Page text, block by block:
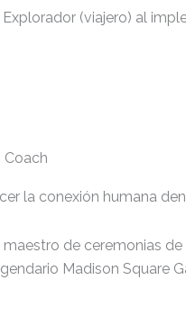
(viajero) al
Coach
la conexión humana
de ceremonias
Madison Square